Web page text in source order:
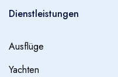
Dienstleistungen
Ausflüge
Yachten